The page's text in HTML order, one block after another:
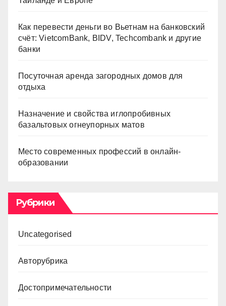
Как перевести деньги во Вьетнам на банковский
счёт: VietcomBank, BIDV, Techcombank и другие
банки
Посуточная аренда загородных домов для
отдыха
Назначение и свойства иглопробивных
базальтовых огнеупорных матов
Место современных профессий в онлайн-
образовании
Рубрики
Uncategorised
Авторубрика
Достопримечательности